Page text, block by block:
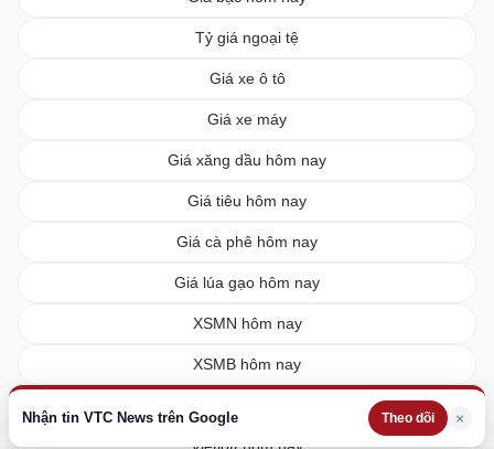
Nhận tin VTC News trên Google Theo dõi ×
Tỷ giá ngoại tệ
Giá xe ô tô
Giá xe máy
Giá xăng dầu hôm nay
Giá tiêu hôm nay
Giá cà phê hôm nay
Giá lúa gạo hôm nay
XSMN hôm nay
XSMB hôm nay
Vietlott hôm nay